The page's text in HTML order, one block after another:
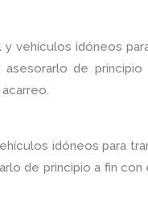
vehículos idóneos
asesorarlo de
idóneos para
de principio a fin